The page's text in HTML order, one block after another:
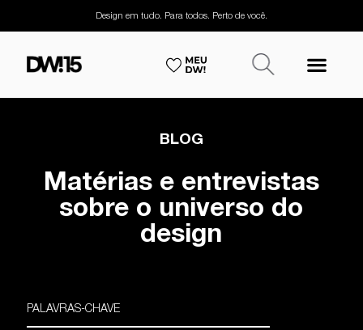
Design em tudo. Para todos. Perto de você.
BLOG
Matérias e entrevistas
sobre o universo do
design